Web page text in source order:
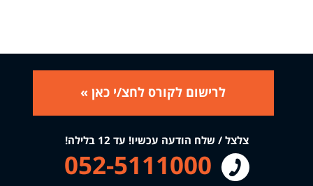
לרישום לקורס לחצ/י כאן »
צלצל / שלח הודעה עכשיו! עד 12 בלילה!
052-5111000